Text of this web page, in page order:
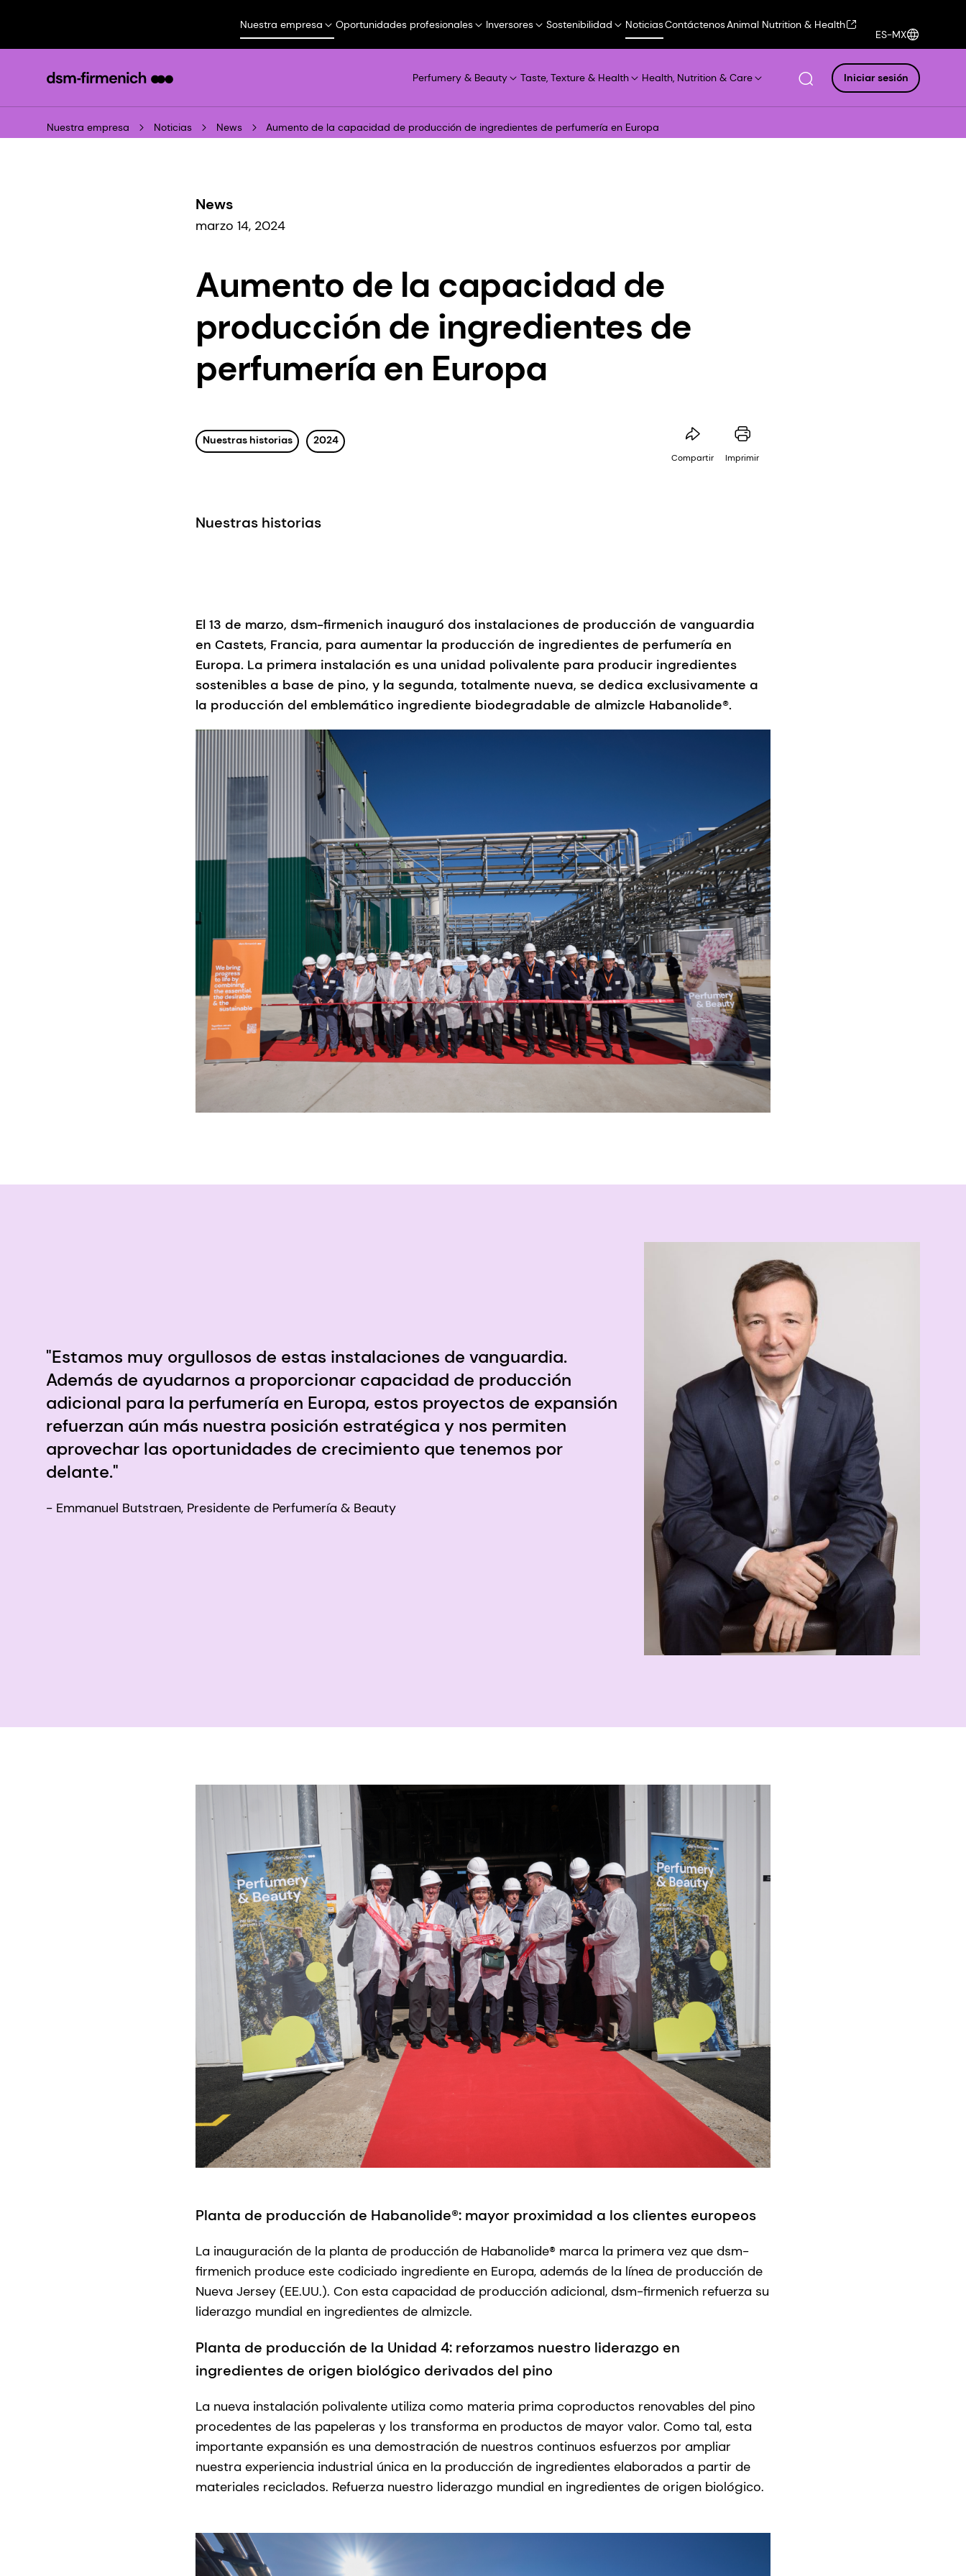
Nuestra empresa Oportunidades profesionales Inversores Sostenibilidad NoticiasContáctenosAnimal Nutrition & Health
ES-MX
Perfumery & Beauty Taste, Texture & Health Health, Nutrition & Care Iniciar sesión
Nuestra empresa Noticias News Aumento de la capacidad de producción de ingredientes de perfumería en Europa
News
marzo 14, 2024
Aumento de la capacidad de
producción de ingredientes de
perfumería en Europa
Nuestras historias 2024
Compartir Imprimir
Nuestras historias
El 13 de marzo, dsm-firmenich inauguró dos instalaciones de producción de vanguardia
en Castets, Francia, para aumentar la producción de ingredientes de perfumería en
Europa. La primera instalación es una unidad polivalente para producir ingredientes
sostenibles a base de pino, y la segunda, totalmente nueva, se dedica exclusivamente a
la producción del emblemático ingrediente biodegradable de almizcle Habanolide®.
"Estamos muy orgullosos de estas instalaciones de vanguardia.
Además de ayudarnos a proporcionar capacidad de producción
adicional para la perfumería en Europa, estos proyectos de expansión
refuerzan aún más nuestra posición estratégica y nos permiten
aprovechar las oportunidades de crecimiento que tenemos por
delante."
- Emmanuel Butstraen, Presidente de Perfumería & Beauty
Planta de producción de Habanolide®: mayor proximidad a los clientes europeos
La inauguración de la planta de producción de Habanolide® marca la primera vez que dsm-
firmenich produce este codiciado ingrediente en Europa, además de la línea de producción de
Nueva Jersey (EE.UU.). Con esta capacidad de producción adicional, dsm-firmenich refuerza su
liderazgo mundial en ingredientes de almizcle.
Planta de producción de la Unidad 4: reforzamos nuestro liderazgo en
ingredientes de origen biológico derivados del pino
La nueva instalación polivalente utiliza como materia prima coproductos renovables del pino
procedentes de las papeleras y los transforma en productos de mayor valor. Como tal, esta
importante expansión es una demostración de nuestros continuos esfuerzos por ampliar
nuestra experiencia industrial única en la producción de ingredientes elaborados a partir de
materiales reciclados. Refuerza nuestro liderazgo mundial en ingredientes de origen biológico.